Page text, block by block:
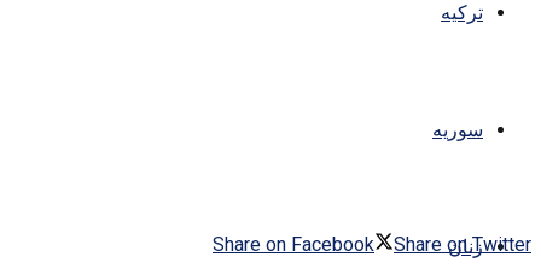
ترکیه
سوریه
زنان Share on Facebook
Share on Twitter